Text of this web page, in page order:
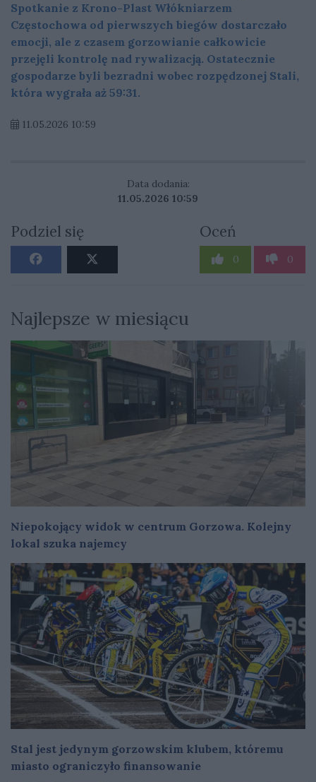
Spotkanie z Krono-Plast Włókniarzem
Częstochowa od pierwszych biegów dostarczało
emocji, ale z czasem gorzowianie całkowicie
przejęli kontrolę nad rywalizacją. Ostatecznie
gospodarze byli bezradni wobec rozpędzonej Stali,
która wygrała aż 59:31.
11.05.2026 10:59
Data dodania:
11.05.2026 10:59
Podziel się Oceń
0 0
Najlepsze w miesiącu
Niepokojący widok w centrum Gorzowa. Kolejny
lokal szuka najemcy
Stal jest jedynym gorzowskim klubem, któremu
miasto ograniczyło finansowanie